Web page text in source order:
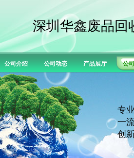
深圳华鑫废品回
公司介绍 公司动态 产品展厅 公
专
一
创